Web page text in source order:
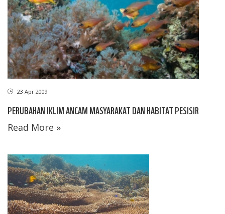
23 Apr 2009
PERUBAHAN IKLIM ANCAM MASYARAKAT DAN HABITAT PESISIR
Read More »